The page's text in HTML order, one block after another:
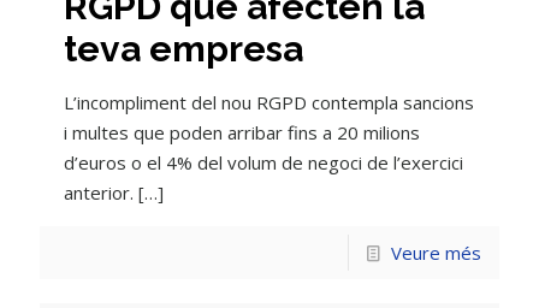
teva empresa
L’incompliment del nou RGPD contempla sancions
i multes que poden arribar fins a 20 milions
d’euros o el 4% del volum de negoci de l’exercici
anterior. […]
Veure més